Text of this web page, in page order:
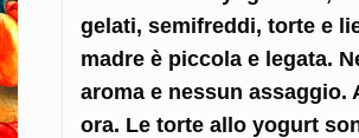
gelati, semifreddi, torte e
madre è piccola e legata.
aroma e nessun assaggio.
ora. Le torte allo yogurt